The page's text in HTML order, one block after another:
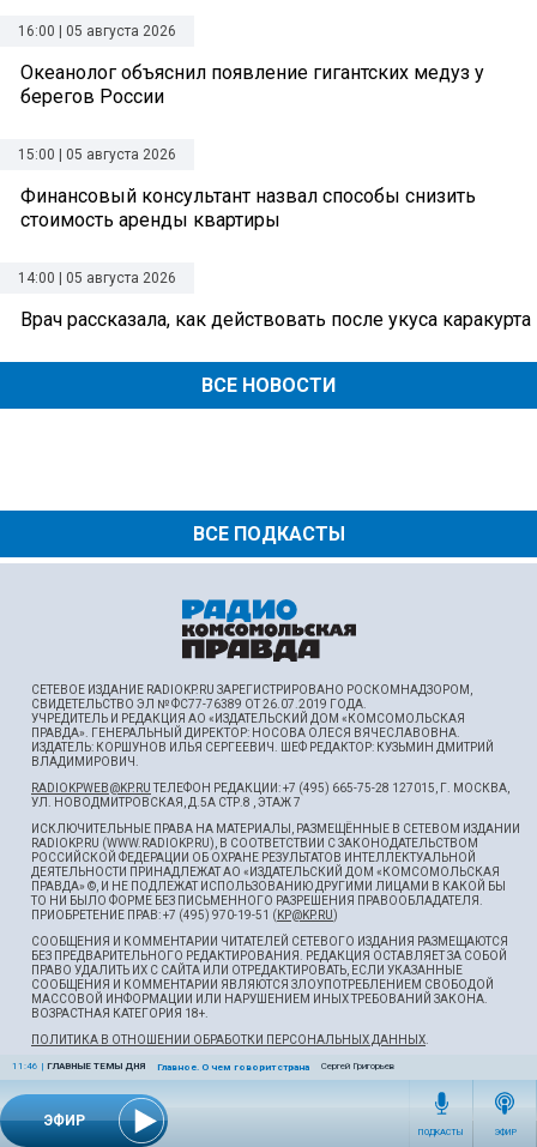
ЭФИР
11:46 | ГЛАВНЫЕ ТЕМЫ ДНЯ Главное. О чем говорит страна Сергей Григорьев
ПОДКАСТЫ ЭФИР
ВСЕ ПОДКАСТЫ
16:00 | 05 августа 2026
Океанолог объяснил появление гигантских медуз у
берегов России
15:00 | 05 августа 2026
Финансовый консультант назвал способы снизить
стоимость аренды квартиры
14:00 | 05 августа 2026
Врач рассказала, как действовать после укуса каракурта
ВСЕ НОВОСТИ
СЕТЕВОЕ ИЗДАНИЕ RADIOKP.RU ЗАРЕГИСТРИРОВАНО РОСКОМНАДЗОРОМ,
СВИДЕТЕЛЬСТВО ЭЛ № ФС77-76389 ОТ 26.07.2019 ГОДА.
УЧРЕДИТЕЛЬ И РЕДАКЦИЯ АО «ИЗДАТЕЛЬСКИЙ ДОМ «КОМСОМОЛЬСКАЯ
ПРАВДА». ГЕНЕРАЛЬНЫЙ ДИРЕКТОР: НОСОВА ОЛЕСЯ ВЯЧЕСЛАВОВНА.
ИЗДАТЕЛЬ: КОРШУНОВ ИЛЬЯ СЕРГЕЕВИЧ. ШEФ РЕДАКТОР: КУЗЬМИН ДМИТРИЙ
ВЛАДИМИРОВИЧ.
RADIOKPWEB@KP.RUТЕЛЕФОН РЕДАКЦИИ: +7 (495) 665-75-28 127015, Г. МОСКВА,
УЛ. НОВОДМИТРОВСКАЯ, Д.5А СТР.8 , ЭТАЖ 7
ИСКЛЮЧИТЕЛЬНЫЕ ПРАВА НА МАТЕРИАЛЫ, РАЗМЕЩЁННЫЕ В СЕТЕВОМ ИЗДАНИИ
RADIOKP.RU (WWW.RADIOKP.RU), В СООТВЕТСТВИИ С ЗАКОНОДАТЕЛЬСТВОМ
РОССИЙСКОЙ ФЕДЕРАЦИИ ОБ ОХРАНЕ РЕЗУЛЬТАТОВ ИНТЕЛЛЕКТУАЛЬНОЙ
ДЕЯТЕЛЬНОСТИ ПРИНАДЛЕЖАТ АО «ИЗДАТЕЛЬСКИЙ ДОМ «КОМСОМОЛЬСКАЯ
ПРАВДА» ©, И НЕ ПОДЛЕЖАТ ИСПОЛЬЗОВАНИЮ ДРУГИМИ ЛИЦАМИ В КАКОЙ БЫ
ТО НИ БЫЛО ФОРМЕ БЕЗ ПИСЬМЕННОГО РАЗРЕШЕНИЯ ПРАВООБЛАДАТЕЛЯ.
ПРИОБРЕТЕНИЕ ПРАВ: +7 (495) 970-19-51 ( KP@KP.RU)
СООБЩЕНИЯ И КОММЕНТАРИИ ЧИТАТЕЛЕЙ СЕТЕВОГО ИЗДАНИЯ РАЗМЕЩАЮТСЯ
БЕЗ ПРЕДВАРИТЕЛЬНОГО РЕДАКТИРОВАНИЯ. РЕДАКЦИЯ ОСТАВЛЯЕТ ЗА СОБОЙ
ПРАВО УДАЛИТЬ ИХ С САЙТА ИЛИ ОТРЕДАКТИРОВАТЬ, ЕСЛИ УКАЗАННЫЕ
СООБЩЕНИЯ И КОММЕНТАРИИ ЯВЛЯЮТСЯ ЗЛОУПОТРЕБЛЕНИЕМ СВОБОДОЙ
МАССОВОЙ ИНФОРМАЦИИ ИЛИ НАРУШЕНИЕМ ИНЫХ ТРЕБОВАНИЙ ЗАКОНА.
ВОЗРАСТНАЯ КАТЕГОРИЯ 18+.
ПОЛИТИКА В ОТНОШЕНИИ ОБРАБОТКИ ПЕРСОНАЛЬНЫХ ДАННЫХ